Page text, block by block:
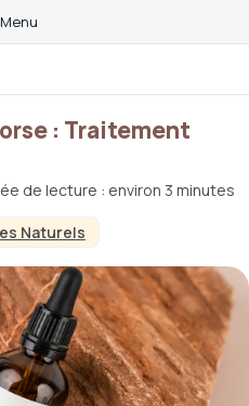
Menu
Naturels
: Traitement
de lecture : environ 3 minutes